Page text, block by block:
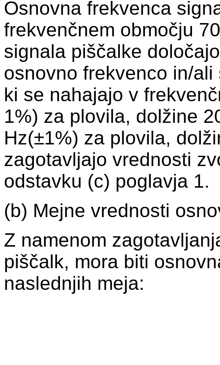
Osnovna frekvenca
frekvenčnem območju
signala piščalke
osnovno frekvenco in/
ki se nahajajo v
1%) za plovila, dolžine
Hz(±1%) za plovila,
zagotavljajo vrednosti
odstavku (c) poglavja 1.
(b) Mejne vrednosti
Z namenom
piščalk, mora biti
naslednjih meja: